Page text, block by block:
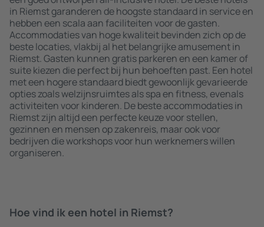
in Riemst garanderen de hoogste standaard in service en
hebben een scala aan faciliteiten voor de gasten.
Accommodaties van hoge kwaliteit bevinden zich op de
beste locaties, vlakbij al het belangrijke amusement in
Riemst. Gasten kunnen gratis parkeren en een kamer of
suite kiezen die perfect bij hun behoeften past. Een hotel
met een hogere standaard biedt gewoonlijk gevarieerde
opties zoals welzijnsruimtes als spa en fitness, evenals
activiteiten voor kinderen. De beste accommodaties in
Riemst zijn altijd een perfecte keuze voor stellen,
gezinnen en mensen op zakenreis, maar ook voor
bedrijven die workshops voor hun werknemers willen
organiseren.
Hoe vind ik een hotel in Riemst?